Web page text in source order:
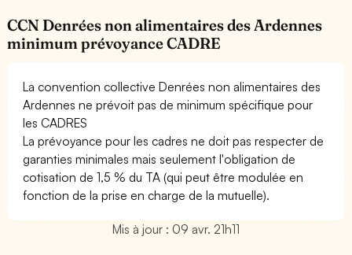
CCN Denrées non alimentaires des Ardennes
minimum prévoyance CADRE
La convention collective Denrées non alimentaires des
Ardennes ne prévoit pas de minimum spécifique pour
les CADRES
La prévoyance pour les cadres ne doit pas respecter de
garanties minimales mais seulement l'obligation de
cotisation de 1,5 % du TA (qui peut être modulée en
fonction de la prise en charge de la mutuelle).
Mis à jour : 09 avr. 21h11